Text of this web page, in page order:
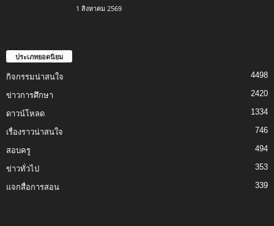
1 สิงหาคม 2569
ประเภทยอดนิยม
กิจกรรมน่าสนใจ 4498
ข่าวการศึกษา 2420
ดาวน์โหลด 1334
เรื่องราวน่าสนใจ 746
สอบครู 494
ข่าวทั่วไป 353
แจกสื่อการสอน 339